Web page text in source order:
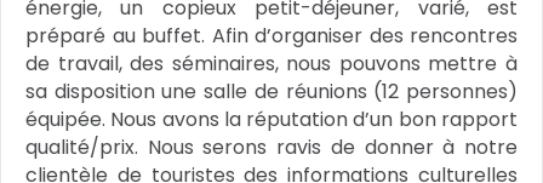
énergie, un copieux petit-déjeuner, varié, est
préparé au buffet. Afin d’organiser des rencontres
de travail, des séminaires, nous pouvons mettre à
sa disposition une salle de réunions (12 personnes)
équipée. Nous avons la réputation d’un bon rapport
qualité/prix. Nous serons ravis de donner à notre
clientèle de touristes des informations culturelles